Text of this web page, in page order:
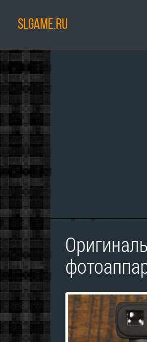
SLGAME.RU